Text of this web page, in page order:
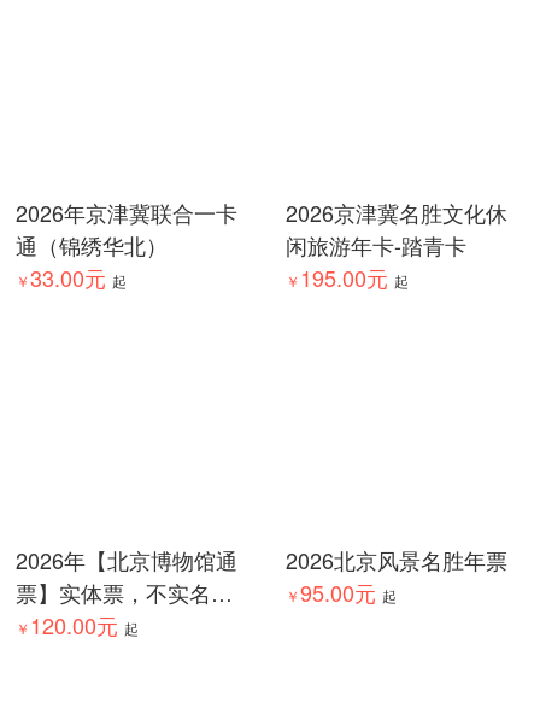
2026年京津冀联合一卡
通（锦绣华北）
￥33.00元 起
2026京津冀名胜文化休
闲旅游年卡-踏青卡
￥ 195.00元 起
2026年【北京博物馆通
票】实体票，不实名不
贴照片，无需激活
￥ 120.00元 起
2026北京风景名胜年票
￥95.00元 起